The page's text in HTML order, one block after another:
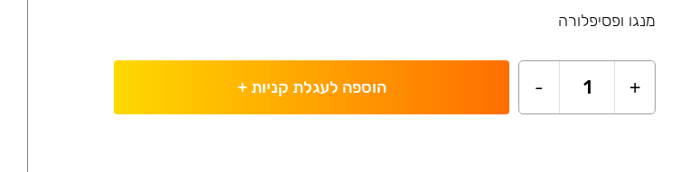
מנגו ופסיפלורה
+
1
- הוספה לעגלת קניות+